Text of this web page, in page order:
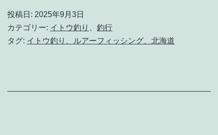
釣
り】
3
投稿日: 2025年9月3日
カテゴリー: イトウ釣り
釣行
タグ: イトウ釣り、ルアーフィッシング、北海道